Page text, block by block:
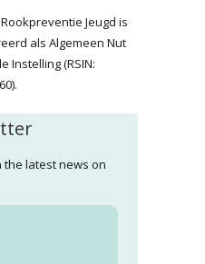
Jeugd is
als Algemeen Nut
Instelling (RSIN:
latest news on